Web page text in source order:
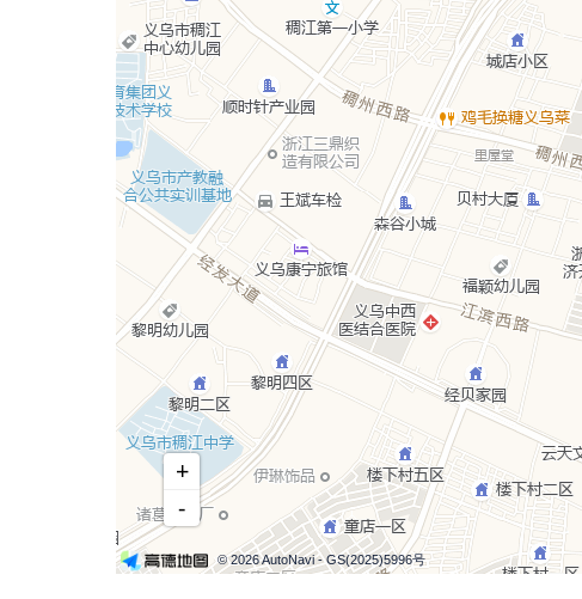
+
-
© 2026 AutoNavi- GS(2025)5996号